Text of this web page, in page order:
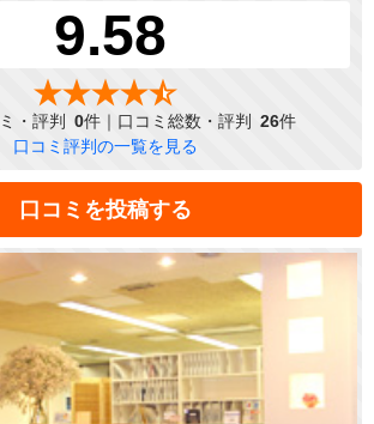
9.58
・評判 0件｜口コミ総数・評判 26件
口コミ評判の一覧を見る
口コミを投稿する